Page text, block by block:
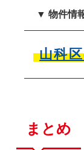
▼ 物件情
山科
まとめ